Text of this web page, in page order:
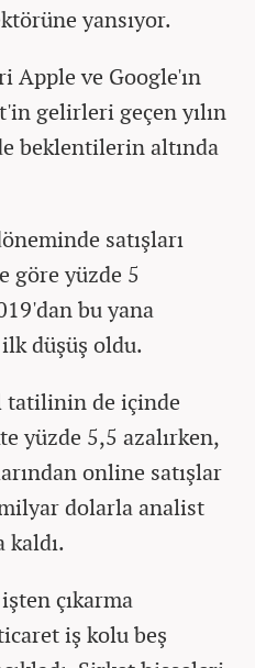
yansıyor.
Apple ve Google'ın
gelirleri geçen yılın
beklentilerin altında
satışları
göre yüzde 5
bu yana
düşüş oldu.
tatilinin de içinde
yüzde 5,5 azalırken,
online satışlar
dolarla analist
çıkarma
iş kolu beş